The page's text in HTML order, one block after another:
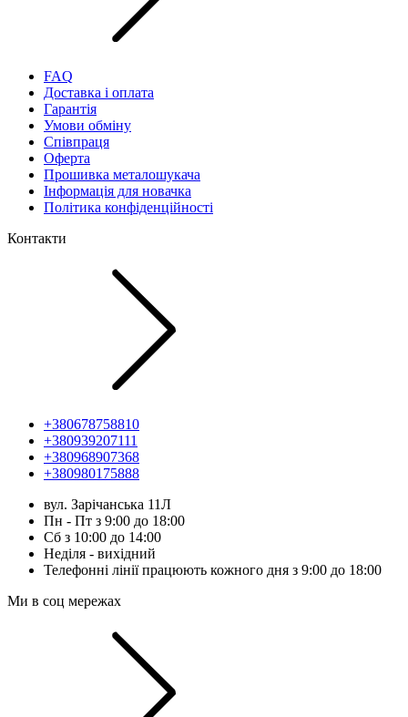
FAQ
Доставка і оплата
Гарантія
Умови обміну
Співпраця
Оферта
Прошивка металошукача
Інформація для новачка
Політика конфіденційності
Контакти
+380678758810
+380939207111
+380968907368
+380980175888
вул. Зарічанська 11Л
Пн - Пт з 9:00 до 18:00
Сб з 10:00 до 14:00
Неділя - вихідний
Телефонні лінії працюють кожного дня з 9:00 до 18:00
Ми в соц мережах